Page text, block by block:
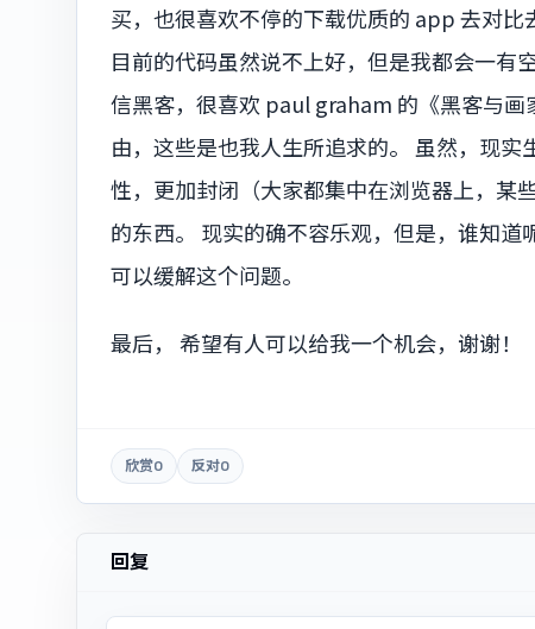
买，也很喜欢不停的下载优质的 app 去对比
目前的代码虽然说不上好，但是我都会一有
信黑客，很喜欢 paul graham 的《黑客与
由，这些是也我人生所追求的。 虽然，现
性，更加封闭（大家都集中在浏览器上，某
的东西。 现实的确不容乐观，但是，谁知
可以缓解这个问题。
最后， 希望有人可以给我一个机会，谢谢！
欣赏0 反对0
回复